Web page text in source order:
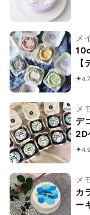
メ
4.7
メ
デ
2D
メ
カ
ー